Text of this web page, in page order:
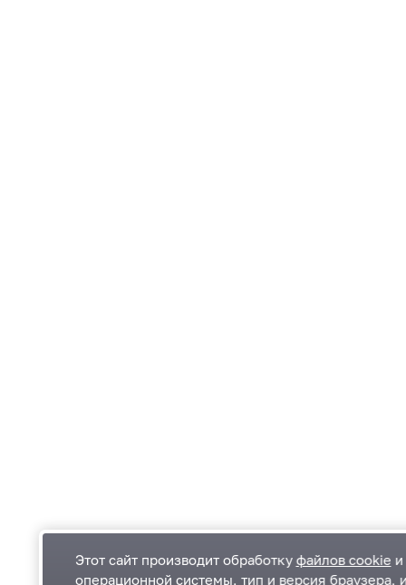
Этот сайт производит обработку файлов cookie
операционной системы, тип и версия браузера,